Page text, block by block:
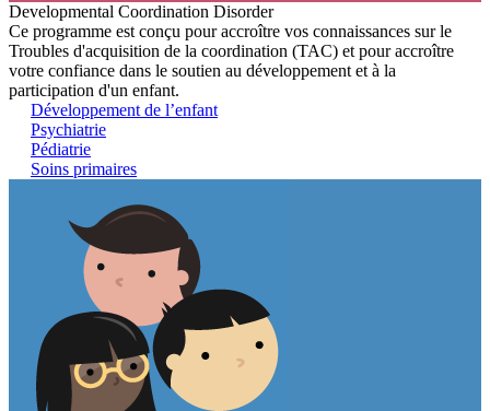
Developmental Coordination Disorder
Ce programme est conçu pour accroître vos connaissances sur le
Troubles d'acquisition de la coordination (TAC) et pour accroître
votre confiance dans le soutien au développement et à la
participation d'un enfant.
Développement de l’enfant
Psychiatrie
Pédiatrie
Soins primaires